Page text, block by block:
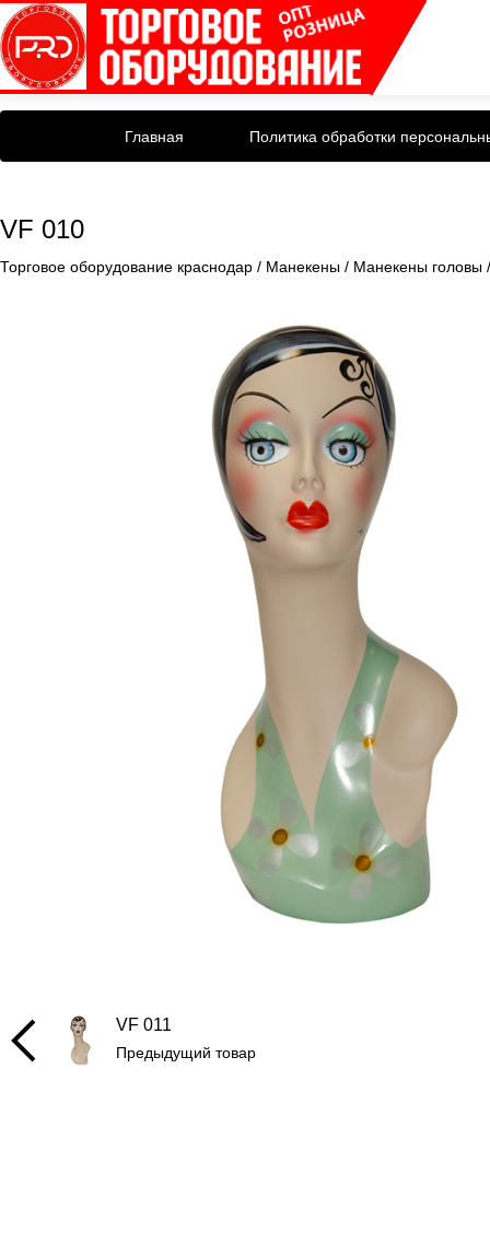
Главная Политика обработки
VF 010
Торговое оборудование краснодар / Манекены / Манекены головы
VF 011
Предыдущий товар